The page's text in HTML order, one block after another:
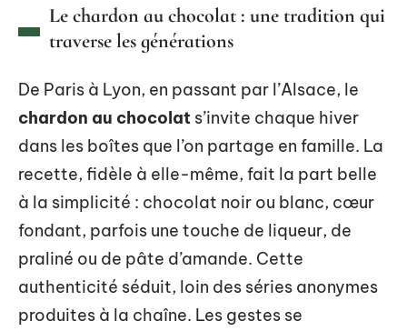
Le chardon au chocolat : une tradition qui
traverse les générations
De Paris à Lyon, en passant par l’Alsace, le
chardon au chocolat s’invite chaque hiver
dans les boîtes que l’on partage en famille. La
recette, fidèle à elle-même, fait la part belle
à la simplicité : chocolat noir ou blanc, cœur
fondant, parfois une touche de liqueur, de
praliné ou de pâte d’amande. Cette
authenticité séduit, loin des séries anonymes
produites à la chaîne. Les gestes se